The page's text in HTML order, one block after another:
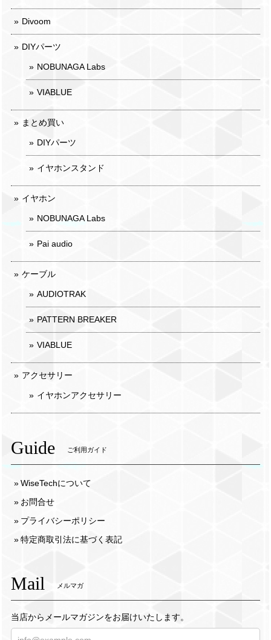
Divoom
DIYパーツ
NOBUNAGA Labs
VIABLUE
まとめ買い
DIYパーツ
イヤホンスタンド
イヤホン
NOBUNAGA Labs
Pai audio
ケーブル
AUDIOTRAK
PATTERN BREAKER
VIABLUE
アクセサリー
イヤホンアクセサリー
Guide ご利用ガイド
WiseTechについて
お問合せ
プライバシーポリシー
特定商取引法に基づく表記
Mail メルマガ
当店からメールマガジンをお届けいたします。